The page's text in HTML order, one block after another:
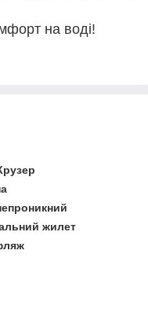
на воді!
жилет